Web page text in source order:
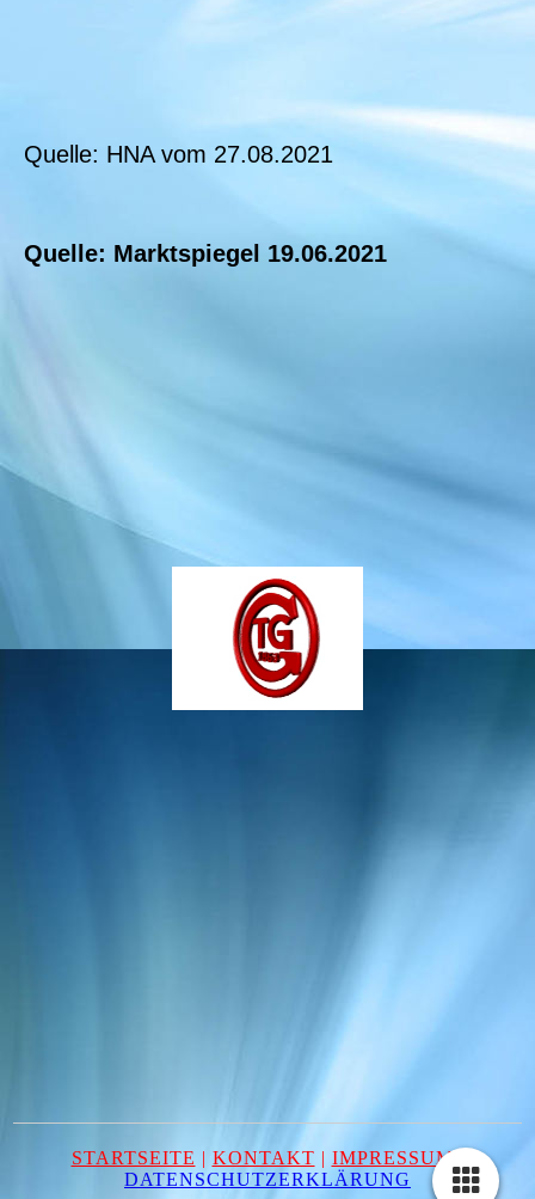
Quelle: HNA vom 27.08.2021
Quelle: Marktspiegel 19.06.2021
STARTSEITE KONTAKT IMPRESSUM
DATENSCHUTZERKLÄRUNG